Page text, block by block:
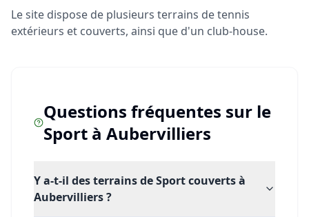
Le site dispose de plusieurs terrains de tennis
extérieurs et couverts, ainsi que d'un club-house.
Questions fréquentes sur le
Sportà Aubervilliers
Y a-t-il des terrains de Sport couverts à
Aubervilliers ?